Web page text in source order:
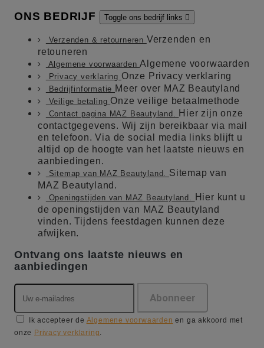
ONS BEDRIJF Toggle ons bedrijf links 
Verzenden & retourneren Verzenden en
retouneren
Algemene voorwaardenAlgemene voorwaarden
Privacy verklaring Onze Privacy verklaring
Bedrijfinformatie Meer over MAZ Beautyland
Veilige betaling Onze veilige betaalmethode
Contact pagina MAZ Beautyland.
Hier zijn onze
contactgegevens. Wij zijn bereikbaar via mail
en telefoon. Via de social media links blijft u
altijd op de hoogte van het laatste nieuws en
aanbiedingen.
Sitemap van MAZ Beautyland. Sitemap van
MAZ Beautyland.
Openingstijden van MAZ Beautyland.
Hier kunt u
de openingstijden van MAZ Beautyland
vinden. Tijdens feestdagen kunnen deze
afwijken.
Ontvang ons laatste nieuws en
aanbiedingen
Ik accepteer de Algemene voorwaarden en ga akkoord met
onze Privacy verklaring.